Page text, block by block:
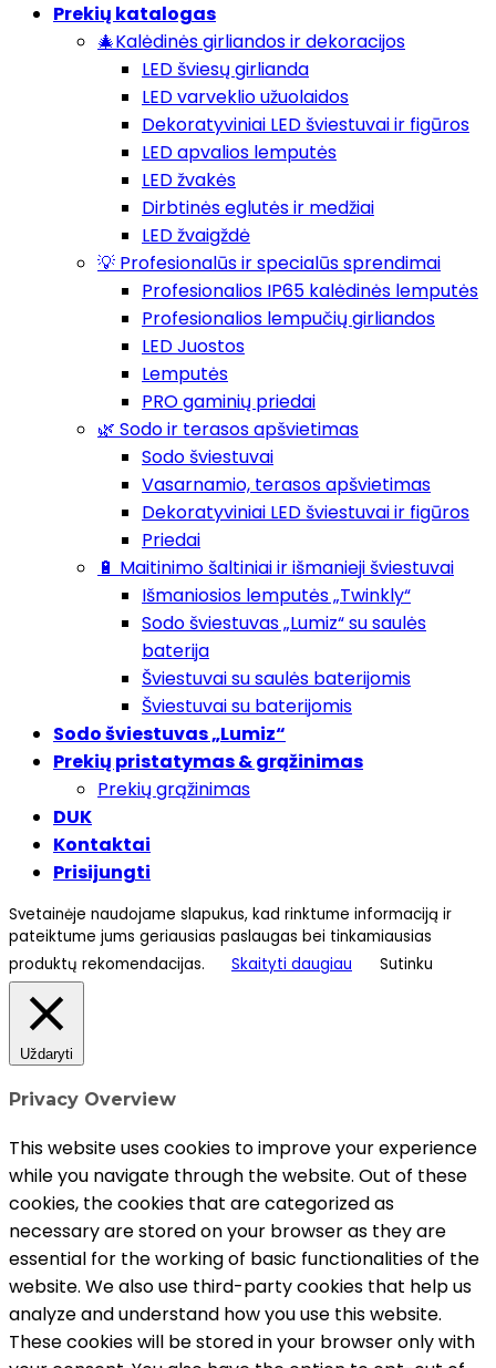
Prekių katalogas
🎄Kalėdinės girliandos ir dekoracijos
LED šviesų girlianda
LED varveklio užuolaidos
Dekoratyviniai LED šviestuvai ir figūros
LED apvalios lemputės
LED žvakės
Dirbtinės eglutės ir medžiai
LED žvaigždė
💡 Profesionalūs ir specialūs sprendimai
Profesionalios IP65 kalėdinės lemputės
Profesionalios lempučių girliandos
LED Juostos
Lemputės
PRO gaminių priedai
🌿 Sodo ir terasos apšvietimas
Sodo šviestuvai
Vasarnamio, terasos apšvietimas
Dekoratyviniai LED šviestuvai ir figūros
Priedai
🔋 Maitinimo šaltiniai ir išmanieji šviestuvai
Išmaniosios lemputės „Twinkly“
Sodo šviestuvas „Lumiz“ su saulės
baterija
Šviestuvai su saulės baterijomis
Šviestuvai su baterijomis
Sodo šviestuvas „Lumiz“
Prekių pristatymas & grąžinimas
Prekių grąžinimas
DUK
Kontaktai
Prisijungti
Svetainėje naudojame slapukus, kad rinktume informaciją ir
pateiktume jums geriausias paslaugas bei tinkamiausias
produktų rekomendacijas.
Skaityti daugiau Sutinku
Uždaryti
Privacy Overview
This website uses cookies to improve your experience
while you navigate through the website. Out of these
cookies, the cookies that are categorized as
necessary are stored on your browser as they are
essential for the working of basic functionalities of the
website. We also use third-party cookies that help us
analyze and understand how you use this website.
These cookies will be stored in your browser only with